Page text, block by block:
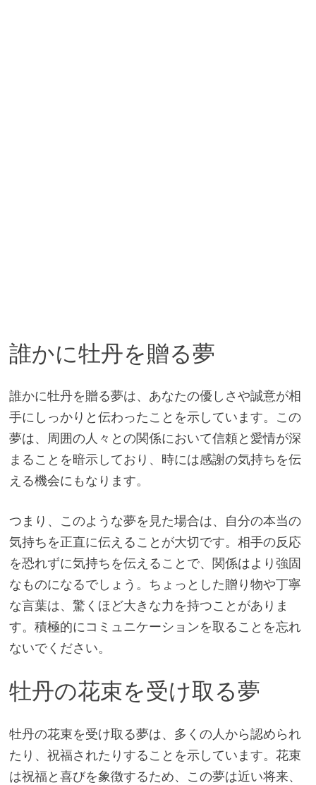
誰かに牡丹を贈る夢
誰かに牡丹を贈る夢は、あなたの優しさや誠意が相
手にしっかりと伝わったことを示しています。この
夢は、周囲の人々との関係において信頼と愛情が深
まることを暗示しており、時には感謝の気持ちを伝
える機会にもなります。
つまり、このような夢を見た場合は、自分の本当の
気持ちを正直に伝えることが大切です。相手の反応
を恐れずに気持ちを伝えることで、関係はより強固
なものになるでしょう。ちょっとした贈り物や丁寧
な言葉は、驚くほど大きな力を持つことがありま
す。積極的にコミュニケーションを取ることを忘れ
ないでください。
牡丹の花束を受け取る夢
牡丹の花束を受け取る夢は、多くの人から認められ
たり、祝福されたりすることを示しています。花束
は祝福と喜びを象徴するため、この夢は近い将来、